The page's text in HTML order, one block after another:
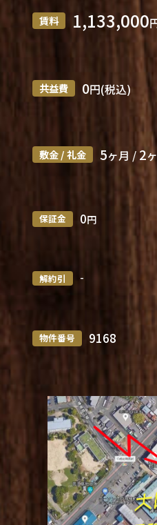
賃料 1,133,000
共益費 0円(税込)
敷金 / 礼金 5ヶ月 /2
保証金 0円
解約引 -
物件番号 9168